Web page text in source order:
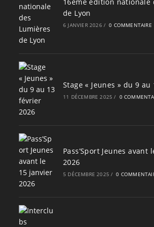
de Lyon
6 JANVIER 2026 / 0 COMMENTAIRE
Stage « Jeunes » du 9
11 DÉCEMBRE 2025 / 0
Pass’Sport Jeunes avant
2026
5 DÉCEMBRE 2025 / 0